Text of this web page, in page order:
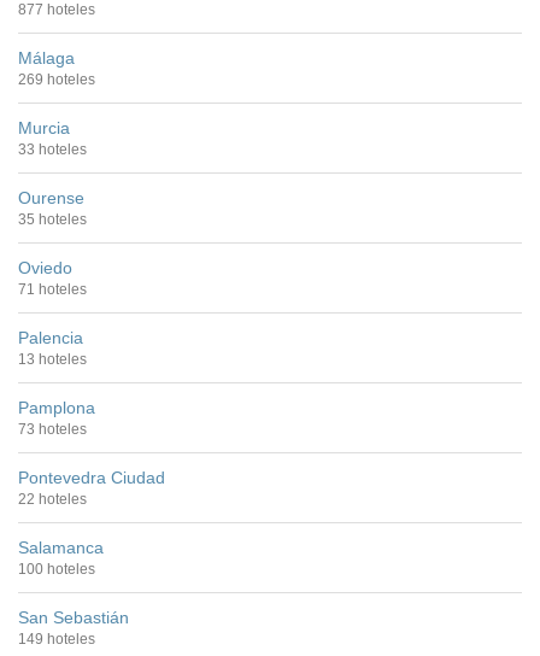
877 hoteles
Málaga
269 hoteles
Murcia
33 hoteles
Ourense
35 hoteles
Oviedo
71 hoteles
Palencia
13 hoteles
Pamplona
73 hoteles
Pontevedra Ciudad
22 hoteles
Salamanca
100 hoteles
San Sebastián
149 hoteles